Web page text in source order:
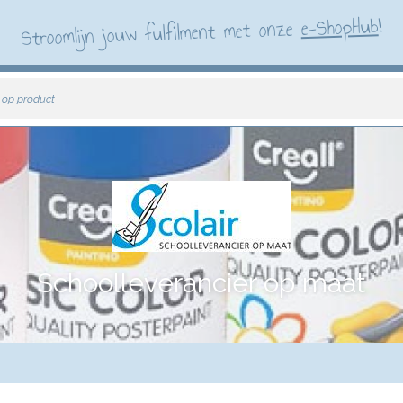
Stroomlijn jouw fulfilment met onzee-ShopHub!
op product
Schoolleverancier op maat